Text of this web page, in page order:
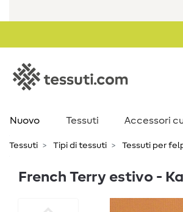
Nuovo Tessuti Accessori
Tessuti Tipi di tessuti Tessuti per
French Terry estivo -